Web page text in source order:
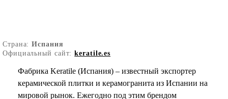
Страна:Испания
Официальный сайт:keratile.es
Фабрика Keratile (Испания) – известный экспортер
керамической плитки и керамогранита из Испании на
мировой рынок. Ежегодно под этим брендом